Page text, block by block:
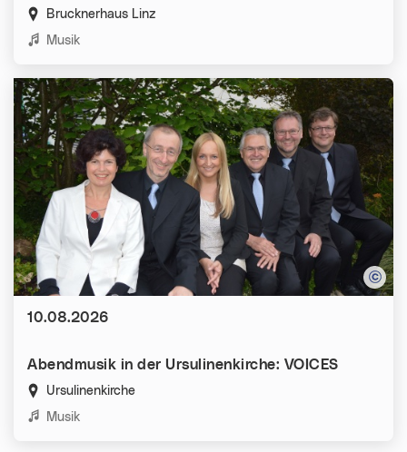
Brucknerhaus Linz
Kategorien:
Musik
Abendmusik in der Ursulinenkirche: VOICES
Ursulinenkirche
Kategorien:
Musik
Datum:
10.08.2026